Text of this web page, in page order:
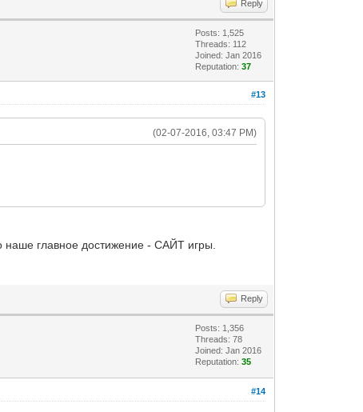
Reply
Posts: 1,525
Threads: 112
Joined: Jan 2016
Reputation:37
#13
(02-07-2016, 03:47 PM)
наше главное достижение - САЙТ игры.
Reply
Posts: 1,356
Threads: 78
Joined: Jan 2016
Reputation:35
#14